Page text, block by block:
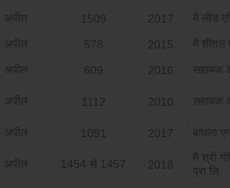
अपील 1509 2017 मै लीड
अपील 578 2015 मै शीतल
अपील 609 2016 सहायक
अपील 1112 2010 सहायक
अपील 1091 2017 बाघला
अपील 1454 से 1457 2018
मै श्री
प्रा लि